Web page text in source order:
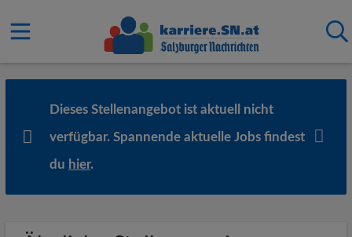
Dieses Stellenangebot ist aktuell nicht
verfügbar. Spannende aktuelle Jobs findest
du hier.